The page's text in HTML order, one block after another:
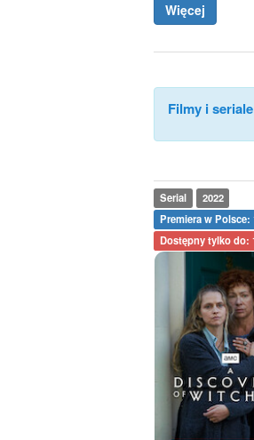
Więcej
Filmy i
Serial
2022
Premiera w Polsce:
Dostępny tylko do: